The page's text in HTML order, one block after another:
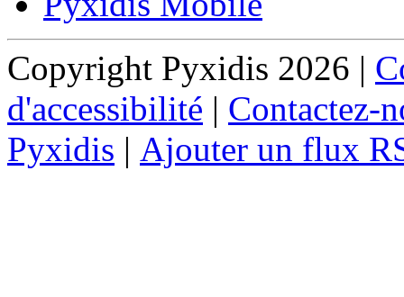
Copyright Pyxidis 2026 |
d'accessibilité | Contactez-
Pyxidis | Ajouter un flux